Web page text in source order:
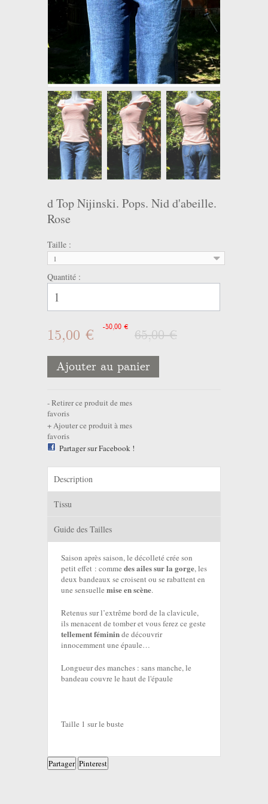
d Top Nijinski. Pops. Nid d'abeille.
Rose
Taille :
1
Quantité :
15,00 € -50,00 €
65,00 €
Ajouter au panier
Retirer ce produit de mes
favoris
Ajouter ce produit à mes
favoris
Partager sur Facebook !
Description
Tissu
Guide des Tailles
Saison après saison, le décolleté crée son
petit effet : comme des ailes sur la gorge, les
deux bandeaux se croisent ou se rabattent en
une sensuelle mise en scène.
Retenus sur l’extrême bord de la clavicule,
ils menacent de tomber et vous ferez ce geste
tellement fémininde découvrir
innocemment une épaule…
Longueur des manches : sans manche, le
bandeau couvre le haut de l'épaule
Taille 1 sur le buste
Partager Pinterest